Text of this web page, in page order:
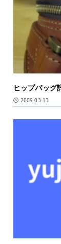
ヒップバッグ
2009-03-13